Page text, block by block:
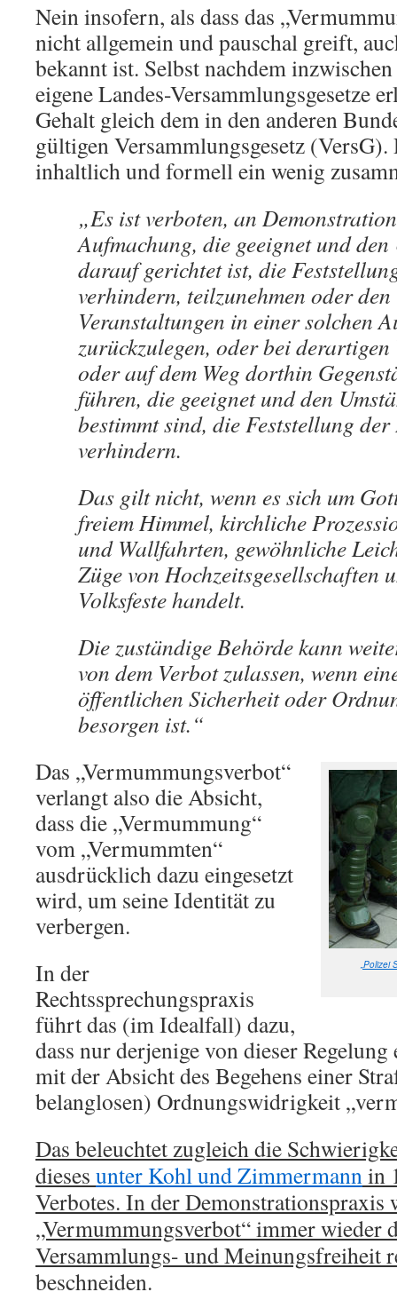
Nein insofern, als dass das
nicht allgemein und pauschal greift,
bekannt ist. Selbst nachdem
eigene Landes-Versammlungsgesetze
Gehalt gleich dem in den anderen
gültigen Versammlungsgesetz
inhaltlich und formell ein wenig
„Es ist verboten, an
Aufmachung, die geeignet und
darauf gerichtet ist, die
verhindern, teilzunehmen oder
Veranstaltungen in einer solchen
zurückzulegen, oder bei
oder auf dem Weg dorthin
führen, die geeignet und den
bestimmt sind, die Feststellung
verhindern.
Das gilt nicht, wenn es sich um
freiem Himmel, kirchliche
und Wallfahrten, gewöhnliche
Züge von Hochzeitsgesellschaften
Volksfeste handelt.
Die zuständige Behörde kann
von dem Verbot zulassen, wenn
öffentlichen Sicherheit oder
besorgen ist.“
„Polizei
Das „Vermummungsverbot“
verlangt also die Absicht,
dass die „Vermummung“
vom „Vermummten“
ausdrücklich dazu eingesetzt
wird, um seine Identität zu
verbergen.
In der
Rechtssprechungspraxis
führt das (im Idealfall) dazu,
dass nur derjenige von dieser
mit der Absicht des Begehens einer
belanglosen) Ordnungswidrigkeit
Das beleuchtet zugleich die
dieses unter Kohl und Zimmermannin
Verbotes. In der Demonstrationspraxis
„Vermummungsverbot“ immer wieder
Versammlungs- und Meinungsfreiheit
beschneiden.